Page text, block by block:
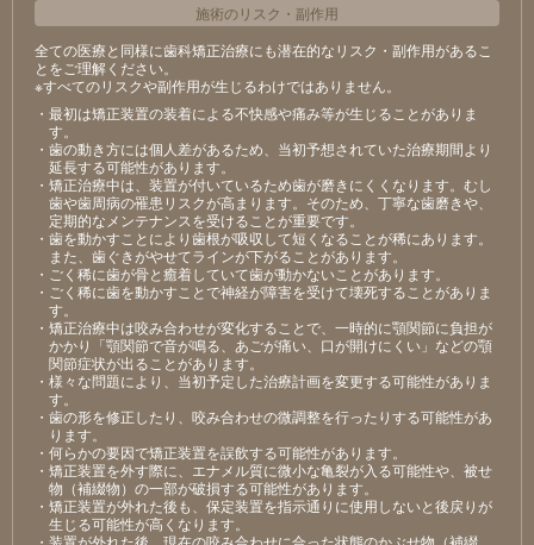
施術のリスク ・ 副作用
全ての医療と同様に歯科矯正治療にも潜在的なリスク・副作用があるこ
とをご理解ください。
※すべてのリスクや副作用が生じるわけではありません。
・最初は矯正装置の装着による不快感や痛み等が⽣じることがありま
す。
・⻭の動き⽅には個⼈差があるため、当初予想されていた治療期間より
延⻑する可能性があります。
・矯正治療中は、装置が付いているため⻭が磨きにくくなります。むし
⻭や⻭周病の罹患リスクが⾼まります。そのため、丁寧な⻭磨きや、
定期的なメンテナンスを受けることが重要です。
・⻭を動かすことにより⻭根が吸収して短くなることが稀にあります。
また、⻭ぐきがやせてラインが下がることがあります。
・ごく稀に⻭が⾻と癒着していて⻭が動かないことがあります。
・ごく稀に⻭を動かすことで神経が障害を受けて壊死することがありま
す。
・矯正治療中は咬み合わせが変化することで、⼀時的に顎関節に負担が
かかり「顎関節で⾳が鳴る、あごが痛い、⼝が開けにくい」などの顎
関節症状が出ることがあります。
・様々な問題により、当初予定した治療計画を変更する可能性がありま
す。
・⻭の形を修正したり、咬み合わせの微調整を⾏ったりする可能性があ
ります。
・何らかの要因で矯正装置を誤飲する可能性があります。
・矯正装置を外す際に、エナメル質に微⼩な⻲裂が⼊る可能性や、被せ
物（補綴物）の⼀部が破損する可能性があります。
・矯正装置が外れた後も、保定装置を指⽰通りに使⽤しないと後戻りが
⽣じる可能性が⾼くなります。
・装置が外れた後、現在の咬み合わせに合った状態のかぶせ物（補綴